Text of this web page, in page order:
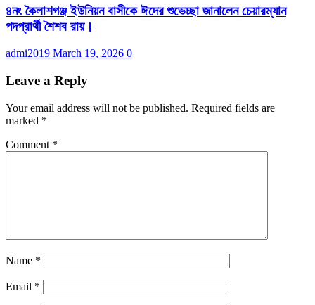
৪নং কৈলাশগঞ্জ ইউনিয়ন বাসীকে ঈদের শুভেচ্ছা জানালেন চেয়ারম্যান
পদপ্রার্থী শৈশব রায়।
admi2019 March 19, 2026 0
Leave a Reply
Your email address will not be published. Required fields are
marked *
Comment *
Name *
Email *